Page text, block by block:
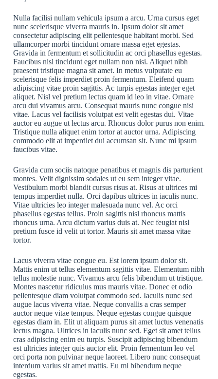
Nulla facilisi nullam vehicula ipsum a arcu. Urna cursus eget
nunc scelerisque viverra mauris in. Ipsum dolor sit amet
consectetur adipiscing elit pellentesque habitant morbi. Sed
ullamcorper morbi tincidunt ornare massa eget egestas.
Gravida in fermentum et sollicitudin ac orci phasellus egestas.
Faucibus nisl tincidunt eget nullam non nisi. Aliquet nibh
praesent tristique magna sit amet. In metus vulputate eu
scelerisque felis imperdiet proin fermentum. Eleifend quam
adipiscing vitae proin sagittis. Ac turpis egestas integer eget
aliquet. Nisl vel pretium lectus quam id leo in vitae. Ornare
arcu dui vivamus arcu. Consequat mauris nunc congue nisi
vitae. Lacus vel facilisis volutpat est velit egestas dui. Vitae
auctor eu augue ut lectus arcu. Rhoncus dolor purus non enim.
Tristique nulla aliquet enim tortor at auctor urna. Adipiscing
commodo elit at imperdiet dui accumsan sit. Nunc mi ipsum
faucibus vitae.
Gravida cum sociis natoque penatibus et magnis dis parturient
montes. Velit dignissim sodales ut eu sem integer vitae.
Vestibulum morbi blandit cursus risus at. Risus at ultrices mi
tempus imperdiet nulla. Orci dapibus ultrices in iaculis nunc.
Vitae ultricies leo integer malesuada nunc vel. Ac orci
phasellus egestas tellus. Proin sagittis nisl rhoncus mattis
rhoncus urna. Arcu dictum varius duis at. Nec feugiat nisl
pretium fusce id velit ut tortor. Mauris sit amet massa vitae
tortor.
Lacus viverra vitae congue eu. Est lorem ipsum dolor sit.
Mattis enim ut tellus elementum sagittis vitae. Elementum nibh
tellus molestie nunc. Vivamus arcu felis bibendum ut tristique.
Montes nascetur ridiculus mus mauris vitae. Donec et odio
pellentesque diam volutpat commodo sed. Iaculis nunc sed
augue lacus viverra vitae. Neque convallis a cras semper
auctor neque vitae tempus. Neque egestas congue quisque
egestas diam in. Elit ut aliquam purus sit amet luctus venenatis
lectus magna. Ultrices in iaculis nunc sed. Eget sit amet tellus
cras adipiscing enim eu turpis. Suscipit adipiscing bibendum
est ultricies integer quis auctor elit. Proin fermentum leo vel
orci porta non pulvinar neque laoreet. Libero nunc consequat
interdum varius sit amet mattis. Eu mi bibendum neque
egestas.